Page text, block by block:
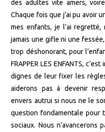
des adultes vite amers,
Chaque fois que j’ai pu avoir
mes enfants, je l’ai regretté,
jamais une gifle ni une fessée,
trop déshonorant, pour
FRAPPER LES ENFANTS,
dignes de leur fixer les
aiderons pas à devenir
envers autrui si nous ne le
question fondamentale pour
sociaux. Nous n’avancerons